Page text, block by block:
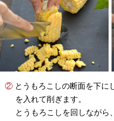
② とうもろこしの断面を下にして置き、実と芯の間に包丁
を入れて削ぎます。
とうもろこしを回しながら